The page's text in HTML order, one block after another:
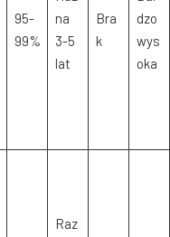
95-
99%
na
3-5
lat
Bra
k
dzo
wys
oka
Raz